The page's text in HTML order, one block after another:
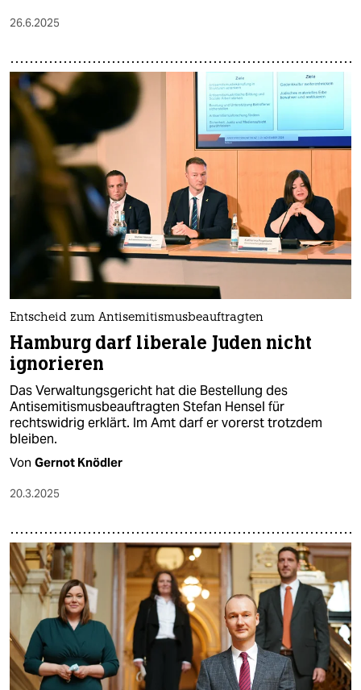
26.6.2025
Entscheid zum Antisemitismusbeauftragten
Hamburg darf liberale Juden nicht
ignorieren
Das Verwaltungsgericht hat die Bestellung des
Antisemitismusbeauftragten Stefan Hensel für
rechtswidrig erklärt. Im Amt darf er vorerst trotzdem
bleiben.
Von Gernot Knödler
20.3.2025